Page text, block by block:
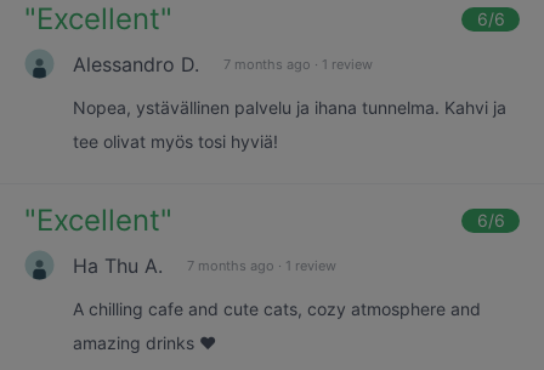
"Excellent" 6/6
Alessandro D. 7 months ago · 1 review
Nopea, ystävällinen palvelu ja ihana tunnelma. Kahvi ja
tee olivat myös tosi hyviä!
"Excellent" 6/6
Ha Thu A. 7 months ago · 1 review
A chilling cafe and cute cats, cozy atmosphere and
amazing drinks ❤️